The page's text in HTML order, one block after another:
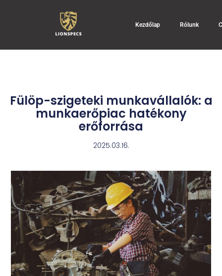
Kezdőlap Rólunk
Fülöp-szigeteki munkavállalók: a
munkaerőpiac hatékony
erőforrása
2025.03.16.